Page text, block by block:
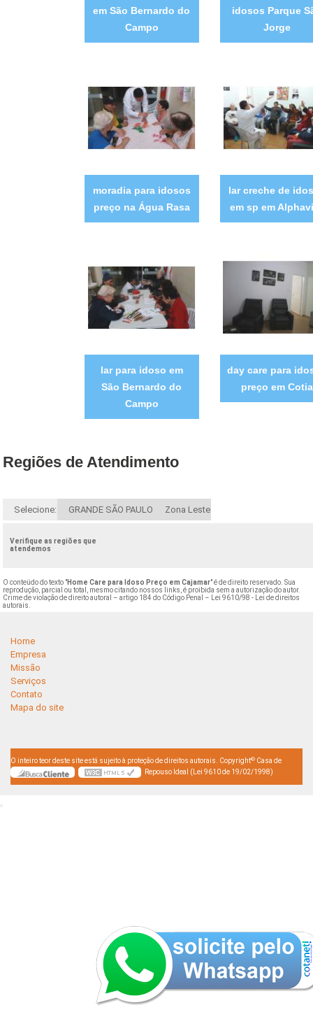
em São Bernardo do
Campo
idosos Parque
Jorge
moradia para idosos
preço na Água Rasa
lar creche de
em sp em
lar para idoso em
São Bernardo do
Campo
day care para
preço em Cotia
Regiões de Atendimento
Selecione: GRANDE SÃO PAULO Zona Leste
Verifique as regiões que
atendemos
O conteúdo do texto "Home Care para Idoso Preço em Cajamar" é de direito reservado. Sua
reprodução, parcial ou total, mesmo citando nossos links, é proibida sem a autorização do autor.
Crime de violação de direito autoral – artigo 184 do Código Penal –
Lei 9610/98 - Lei de direitos
autorais
Home
Empresa
Missão
Serviços
Contato
Mapa do site
O inteiro teor deste site está sujeito à proteção de direitos autorais. Copyright© Casa de
Repouso Ideal (Lei 9610 de 19/02/1998)